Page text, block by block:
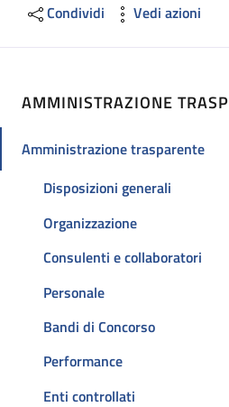
Condividi Vedi azioni
AMMINISTRAZIONE
Amministrazione trasparente
Attivo
Disposizioni generali
Organizzazione
Consulenti e collaboratori
Personale
Bandi di Concorso
Performance
Enti controllati